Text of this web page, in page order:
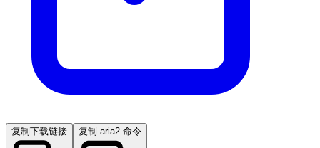
复制下载链接 复制 aria2 命令